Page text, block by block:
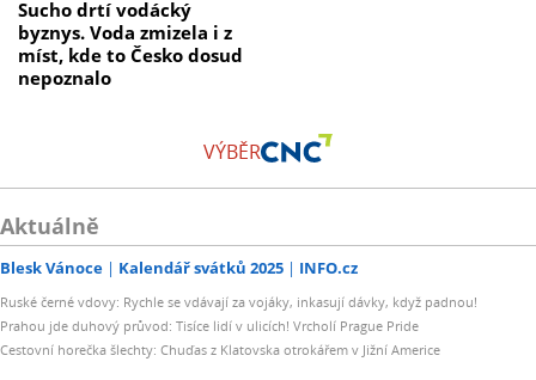
Sucho drtí vodácký
byznys. Voda zmizela i z
míst, kde to Česko dosud
nepoznalo
VÝBĚR
Aktuálně
Blesk Vánoce Kalendář svátků 2025 INFO.cz
Ruské černé vdovy: Rychle se vdávají za vojáky, inkasují dávky, když padnou!
Prahou jde duhový průvod: Tisíce lidí v ulicích! Vrcholí Prague Pride
Cestovní horečka šlechty: Chuďas z Klatovska otrokářem v Jižní Americe